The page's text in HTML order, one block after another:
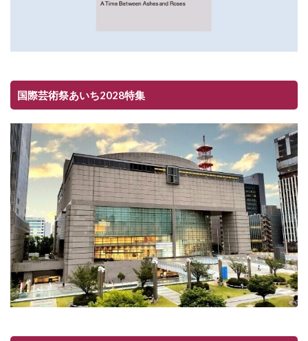
国際芸術祭あいち2028特集